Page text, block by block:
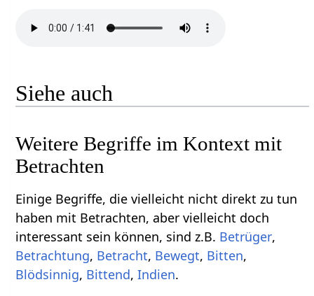
Siehe auch
Weitere Begriffe im Kontext mit
Einige Begriffe, die vielleicht nicht direkt zu tun
haben mit Betrachten‏‎, aber vielleicht doch
interessant sein können, sind z.B.
,
, , ,
,
, ,Indien.